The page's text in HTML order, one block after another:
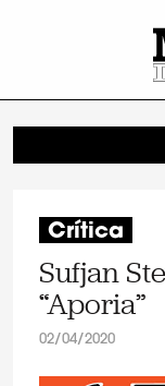
Crítica
Sufjan
“Aporia”
02/04/2020